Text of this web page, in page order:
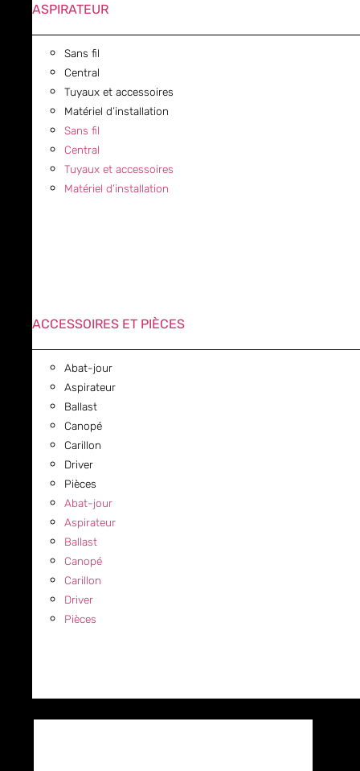
ASPIRATEUR
Sans fil
Central
Tuyaux et accessoires
Matériel d’installation
Sans fil
Central
Tuyaux et accessoires
Matériel d’installation
ACCESSOIRES ET PIÈCES
Abat-jour
Aspirateur
Ballast
Canopé
Carillon
Driver
Pièces
Abat-jour
Aspirateur
Ballast
Canopé
Carillon
Driver
Pièces